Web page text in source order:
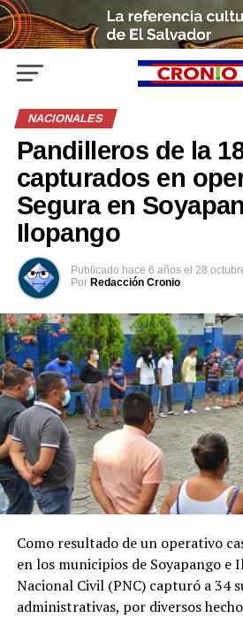
NACIONALES
Pandilleros de la
capturados en
Segura en
Ilopango
Publicado hace 6 años el 28
Por Redacción Cronio
Como resultado de un operativo
en los municipios de Soyapango e
Nacional Civil (PNC) capturó a 34
administrativas, por diversos